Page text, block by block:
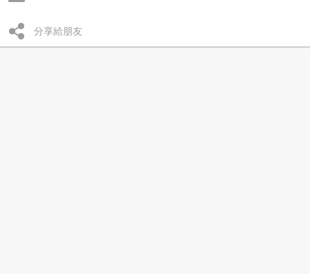
分享給朋友